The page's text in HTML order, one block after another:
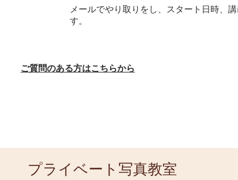
メールでやり取りをし、スタート日時、
す。
ご質問のある方はこちらから
プライベート写真教室​